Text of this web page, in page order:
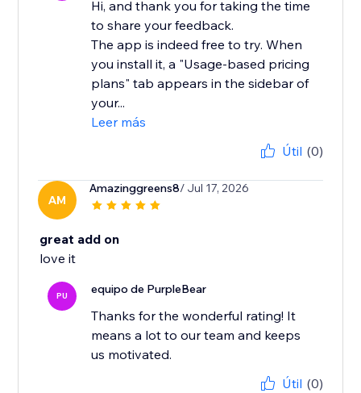
Hi, and thank you for taking the time
to share your feedback.
The app is indeed free to try. When
you install it, a "Usage-based pricing
plans" tab appears in the sidebar of
your...
Leer más
Útil (0)
AM
Amazinggreens8/ Jul 17, 2026
great add on
love it
PU equipo de PurpleBear
Thanks for the wonderful rating! It
means a lot to our team and keeps
us motivated.
Útil (0)